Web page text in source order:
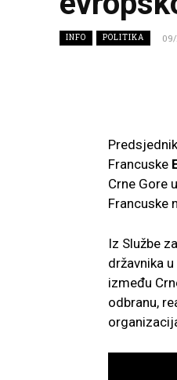
INFO POLITIKA 09/
Francuske
Crne Gore
Francuske
Iz Službe
državnika
između
odbranu,